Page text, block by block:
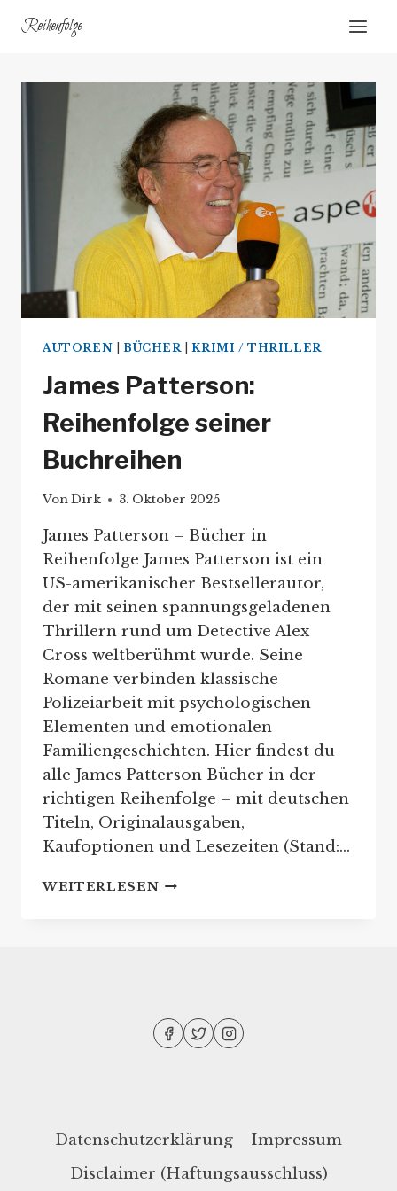
Inhalt
Reihenfolge
AUTOREN BÜCHER |KRIMI / THRILLER
James Patterson:
Reihenfolge seiner
Buchreihen
VonDirk 3. Oktober 2025
James Patterson – Bücher in
Reihenfolge James Patterson ist ein
US-amerikanischer Bestsellerautor,
der mit seinen spannungsgeladenen
Thrillern rund um Detective Alex
Cross weltberühmt wurde. Seine
Romane verbinden klassische
Polizeiarbeit mit psychologischen
Elementen und emotionalen
Familiengeschichten. Hier findest du
alle James Patterson Bücher in der
richtigen Reihenfolge – mit deutschen
Titeln, Originalausgaben,
Kaufoptionen und Lesezeiten (Stand:…
WEITERLESENJAMES
Datenschutzerklärung
Impressum
Disclaimer (Haftungsausschluss)